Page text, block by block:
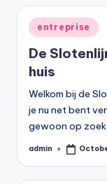
1
Posted
in
entreprise
De
huis
Welkom bij de
je nu net bent
gewoon op zoek
Posted
admin